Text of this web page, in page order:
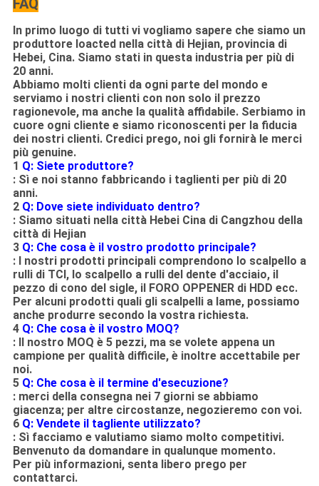
FAQ
In primo luogo di tutti vi vogliamo sapere che siamo un
produttore loacted nella città di Hejian, provincia di
Hebei, Cina. Siamo stati in questa industria per più di
20 anni.
Abbiamo molti clienti da ogni parte del mondo e
serviamo i nostri clienti con non solo il prezzo
ragionevole, ma anche la qualità affidabile. Serbiamo in
cuore ogni cliente e siamo riconoscenti per la fiducia
dei nostri clienti. Credici prego, noi gli fornirà le merci
più genuine.
1 Q: Siete produttore?
: Sì e noi stanno fabbricando i taglienti per più di 20
anni.
2 Q: Dove siete individuato dentro?
: Siamo situati nella città Hebei Cina di Cangzhou della
città di Hejian
3 Q: Che cosa è il vostro prodotto principale?
: I nostri prodotti principali comprendono lo scalpello a
rulli di TCI, lo scalpello a rulli del dente d'acciaio, il
pezzo di cono del sigle, il FORO OPPENER di HDD ecc.
Per alcuni prodotti quali gli scalpelli a lame, possiamo
anche produrre secondo la vostra richiesta.
4 Q: Che cosa è il vostro MOQ?
: Il nostro MOQ è 5 pezzi, ma se volete appena un
campione per qualità difficile, è inoltre accettabile per
noi.
5 Q: Che cosa è il termine d'esecuzione?
: merci della consegna nei 7 giorni se abbiamo
giacenza; per altre circostanze, negozieremo con voi.
6 Q: Vendete il tagliente utilizzato?
: Sì facciamo e valutiamo siamo molto competitivi.
Benvenuto da domandare in qualunque momento.
Per più informazioni, senta libero prego per
contattarci.